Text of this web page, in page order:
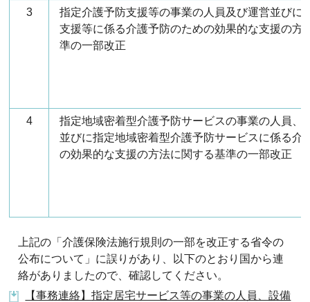
3
指定介護予防支援等の事業の人員及び運営並びに
支援等に係る介護予防のための効果的な支援の方
準の一部改正
4
指定地域密着型介護予防サービスの事業の人員、
並びに指定地域密着型介護予防サービスに係る介
の効果的な支援の方法に関する基準の一部改正
上記の「介護保険法施行規則の一部を改正する省令の
公布について」に誤りがあり、以下のとおり国から連
絡がありましたので、確認してください。
【事務連絡】指定居宅サービス等の事業の人員、設備